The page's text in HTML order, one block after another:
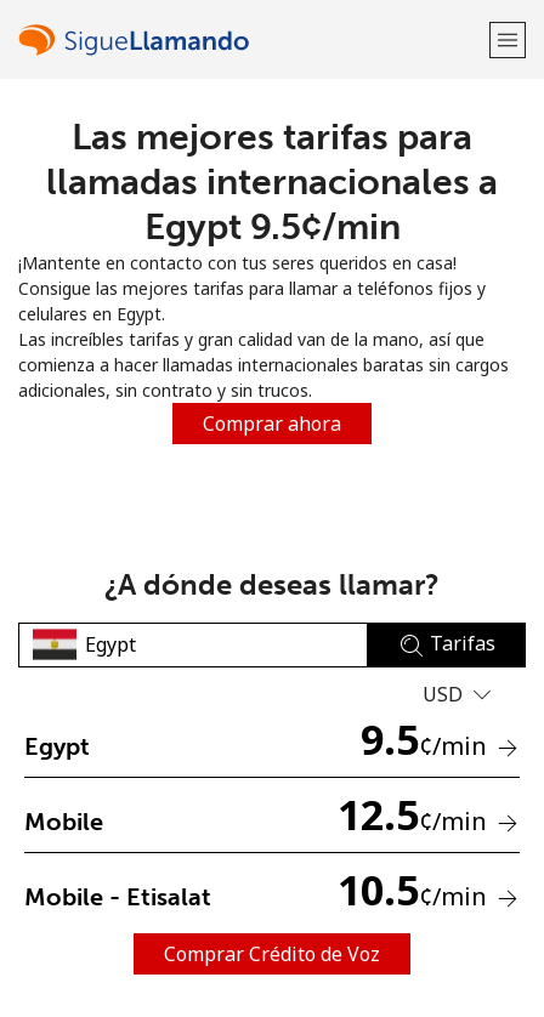
¡Bienvenido!
Regístrate con
o
No se ha creado una contraseña
Mínimo 8 caracteres
Un número
Un caracter especial
Las mejores tarifas para
llamadas internacionales a
Egypt ⁦9.5¢⁩/min
¡Mantente en contacto con tus seres queridos en casa!
Consigue las mejores tarifas para llamar a teléfonos fijos y
celulares en Egypt.
Las increíbles tarifas y gran calidad van de la mano, así que
comienza a hacer llamadas internacionales baratas sin cargos
adicionales, sin contrato y sin trucos.
Comprar ahora
¿A dónde deseas llamar?
Tarifas
USD
Egypt 9.5¢/min
Mobile 12.5¢/min
Mobile - Etisalat 10.5¢/min
Comprar Crédito de Voz